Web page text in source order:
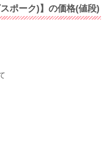
ポーク)】の価格(値段)